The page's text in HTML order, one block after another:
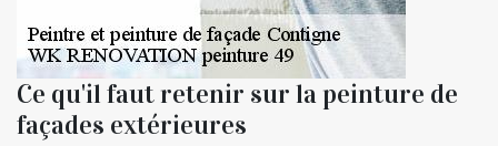
Ce qu'il faut retenir sur la peinture de
façades extérieures